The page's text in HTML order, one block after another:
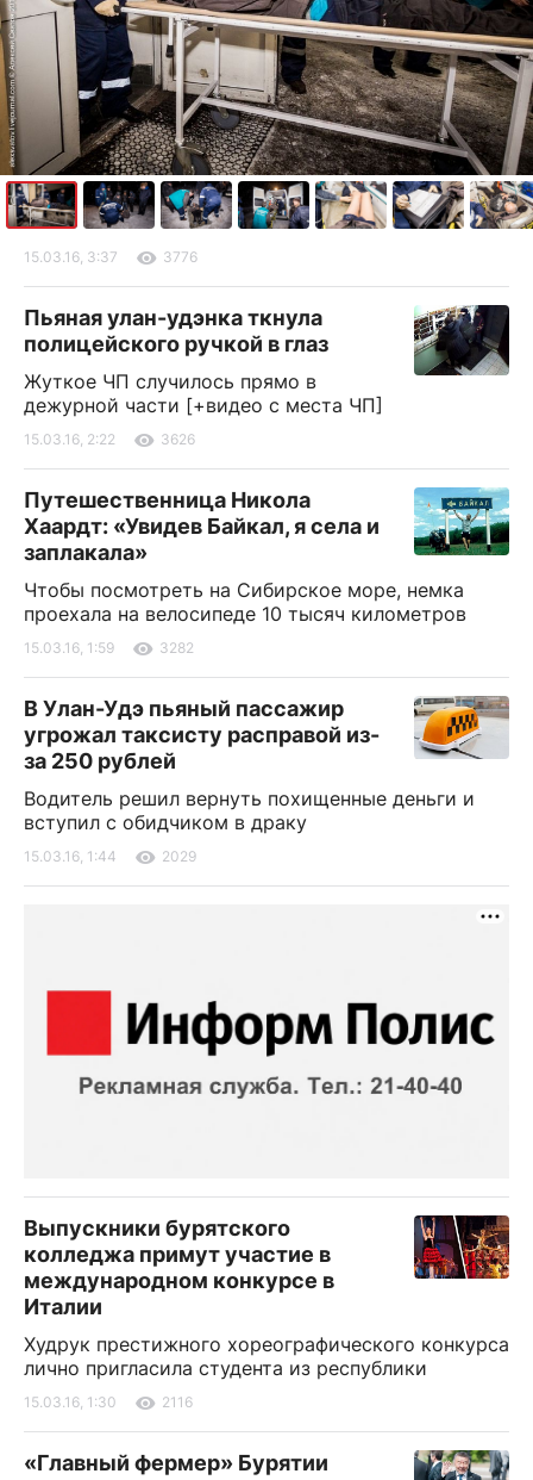
15.03.16, 3:37 3776
Пьяная улан-удэнка ткнула
полицейского ручкой в глаз
Жуткое ЧП случилось прямо в
дежурной части [+видео с места ЧП]
15.03.16, 2:22 3626
Путешественница Никола
Хаардт: «Увидев Байкал, я села и
заплакала»
Чтобы посмотреть на Сибирское море, немка
проехала на велосипеде 10 тысяч километров
15.03.16, 1:59 3282
В Улан-Удэ пьяный пассажир
угрожал таксисту расправой из-
за 250 рублей
Водитель решил вернуть похищенные деньги и
вступил с обидчиком в драку
15.03.16, 1:44 2029
Выпускники бурятского
колледжа примут участие в
международном конкурсе в
Италии
Худрук престижного хореографического конкурса
лично пригласила студента из республики
15.03.16, 1:30 2116
«Главный фермер» Бурятии